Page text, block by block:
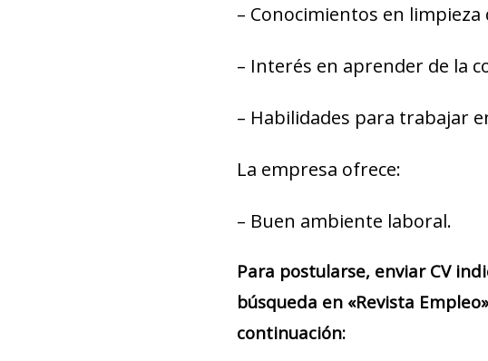
– Conocimientos en
– Interés en aprender de la
– Habilidades para trabajar
La empresa ofrece:
– Buen ambiente laboral.
Para postularse, enviar CV
búsqueda en «Revista
continuación: